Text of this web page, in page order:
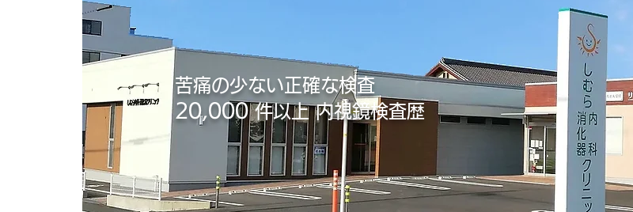
​安心・安全な胃・大腸検査
苦痛の少ない正確な検査
20,000件以上 内視鏡検査歴